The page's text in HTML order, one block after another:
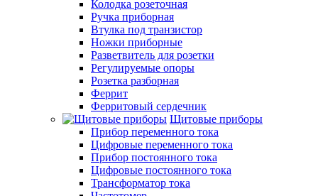
Колодка розеточная
Ручка приборная
Втулка под транзистор
Ножки приборные
Разветвитель для розетки
Регулируемые опоры
Розетка разборная
Феррит
Ферритовый сердечник
Щитовые приборы
Прибор переменного тока
Цифровые переменного тока
Прибор постоянного тока
Цифровые постоянного тока
Трансформатор тока